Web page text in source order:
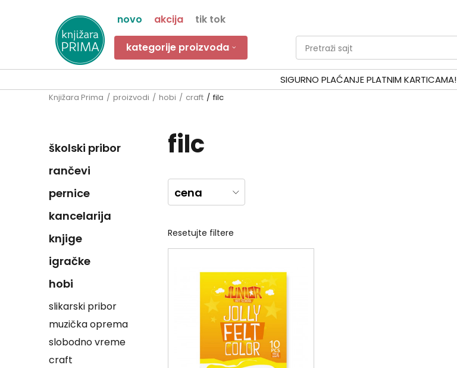
novo akcija tik tok
kategorije proizvoda Pretraži sajt
SIGURNO PLAĆANJE PLATNIM KARTICAMA!
Knjižara Prima proizvodi hobi craft filc
školski pribor
rančevi
pernice
kancelarija
knjige
igračke
hobi
slikarski pribor
muzička oprema
slobodno vreme
craft
filc
cena
Resetujte filtere